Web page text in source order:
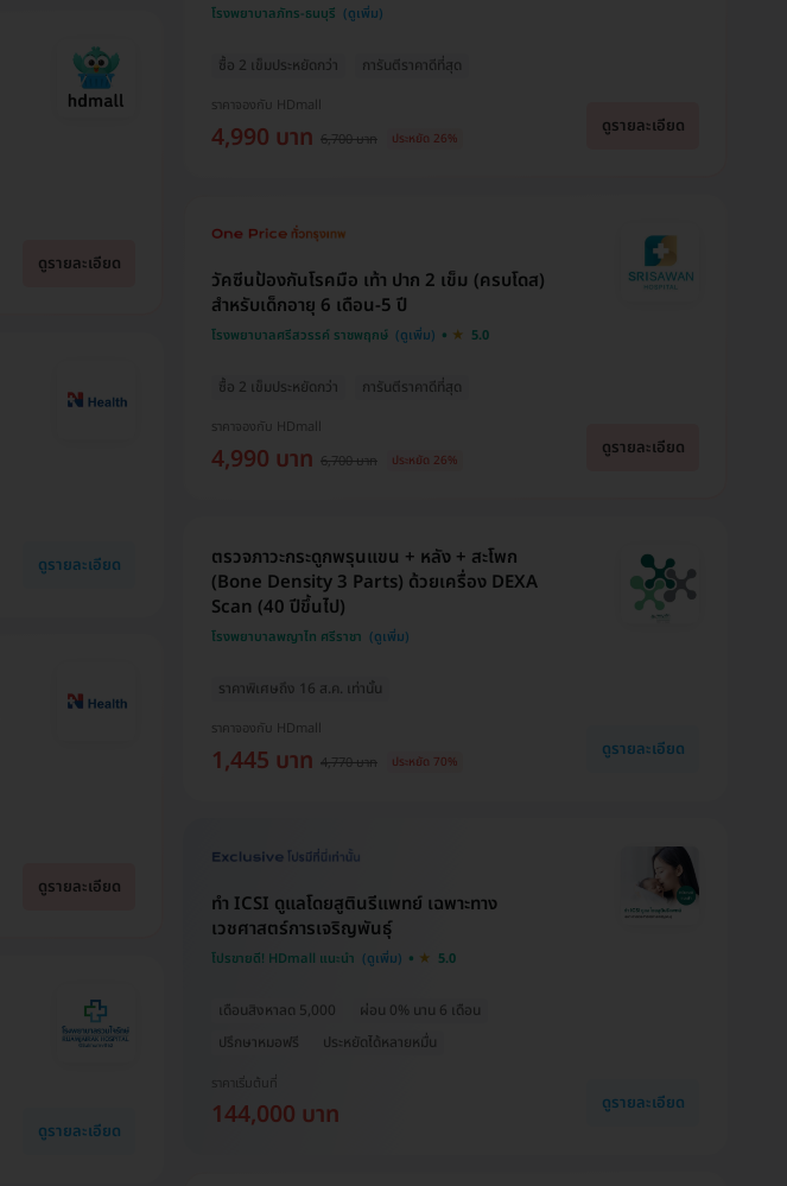
ดูรายละเอียด
ดูรายละเอียด
ดูรายละเอียด
ดูรายละเอียด
ซื้อ 2 เข็มประหยัดกว่า การันตีราคาดีที่สุด
โรงพยาบาลภัทร-ธนบุรี
ราคาจองกับ HDmall
4,990 บาท 6,700 บาท ประหยัด 26%
ดูรายละเอียด
ซื้อ 2 เข็มประหยัดกว่า การันตีราคาดีที่สุด
วัคซีนป้องกันโรคมือ เท้า ปาก 2 เข็ม (ครบโดส)
สำหรับเด็กอายุ 6 เดือน-5 ปี
โรงพยาบาลศรีสวรรค์ ราชพฤกษ์ 5.0
ราคาจองกับ HDmall
4,990 บาท 6,700 บาท ประหยัด 26%
ดูรายละเอียด
ราคาพิเศษถึง 16 ส.ค. เท่านั้น
ตรวจภาวะกระดูกพรุนแขน + หลัง + สะโพก
(Bone Density 3 Parts) ด้วยเครื่อง DEXA
Scan (40 ปีขึ้นไป)
โรงพยาบาลพญาไท ศรีราชา
ราคาจองกับ HDmall
1,445 บาท 4,770 บาท ประหยัด 70%
ดูรายละเอียด
เดือนสิงหาลด 5,000
ผ่อน 0% นาน 6 เดือน
ปรึกษาหมอฟรี
ประหยัดได้หลายหมื่น
ทำ ICSI ดูแลโดยสูตินรีแพทย์ เฉพาะทาง
เวชศาสตร์การเจริญพันธ์ุ
โปรขายดี! HDmall แนะนำ 5.0
ราคาเริ่มต้นที่
144,000 บาท ดูรายละเอียด